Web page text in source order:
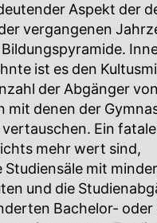
Aspekt der
vergangenen
ist es den
der Abgänger
mit denen der
Ein
mehr wert sind,
Studiensäle mit
und die
Bachelor- oder